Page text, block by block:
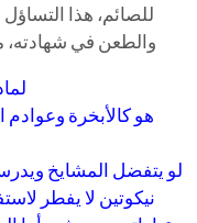
للصائم، هذا
والطعن في
هو كالأبخرة وعوادم
نيكوتين لا يفطر